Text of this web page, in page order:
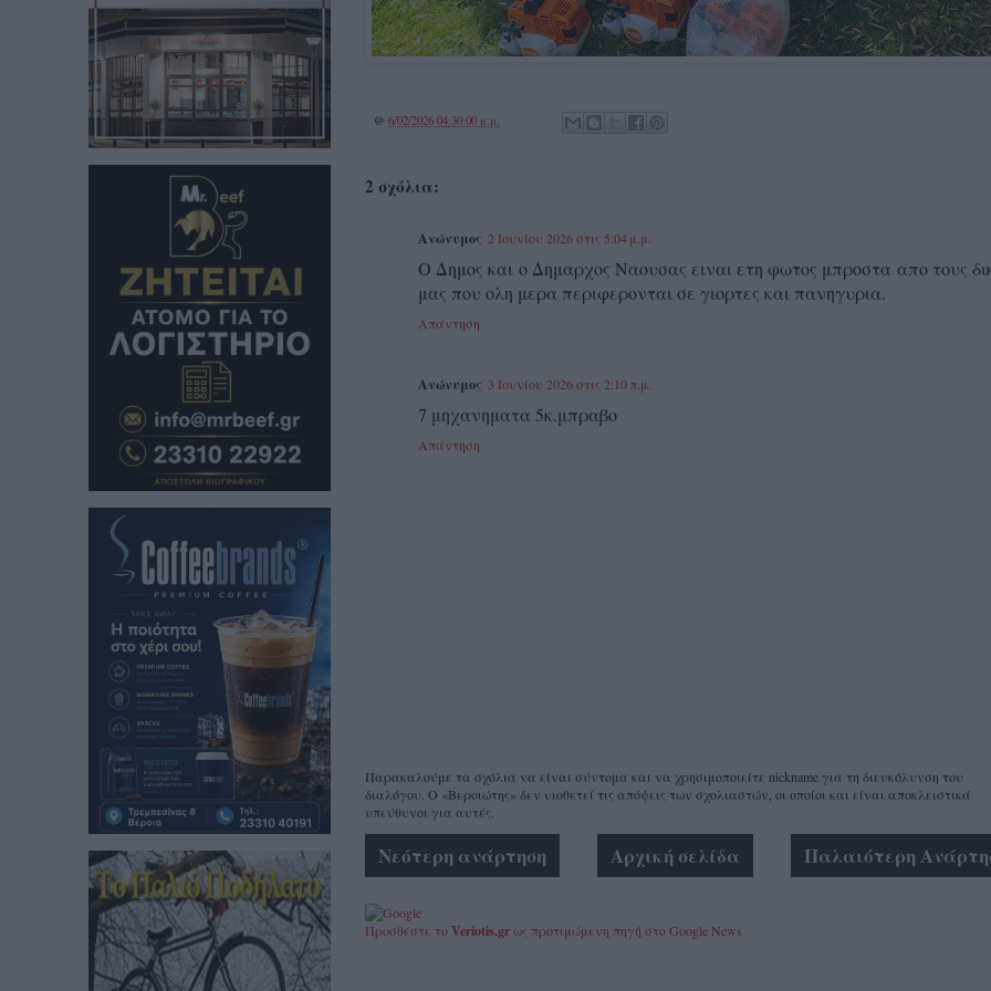
@ 6/02/2026 04:30:00 μ.μ.
2 σχόλια:
Ανώνυμος 2 Ιουνίου 2026 στις 5:04 μ.μ.
Ο Δημος και ο Δημαρχος Ναουσας ειναι ετη φωτος μπροστα απο τους
μας που ολη μερα περιφερονται σε γιορτες και πανηγυρια.
Απάντηση
Ανώνυμος 3 Ιουνίου 2026 στις 2:10 π.μ.
7 μηχανηματα 5κ.μπραβο
Απάντηση
Παρακαλούμε τα σχόλια να είναι σύντομα και να χρησιμοποιείτε nickname για τη διευκόλυνση του
διαλόγου. Ο «Βεροιώτης» δεν υιοθετεί τις απόψεις των σχολιαστών, οι οποίοι και είναι αποκλειστικά
υπεύθυνοι για αυτές.
Νεότερη ανάρτηση Παλαιότερη
Αρχική σελίδα
Προσθέστε τοVeriotis.grως προτιμώμενη πηγή στο Google News